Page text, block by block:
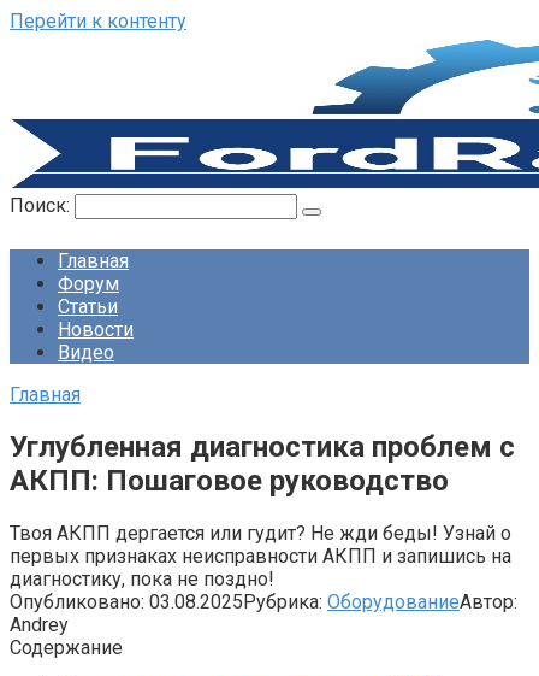
Перейти к контенту
Поиск:
Главная
Форум
Статьи
Новости
Видео
Главная
Углубленная диагностика проблем с
АКПП: Пошаговое руководство
Твоя АКПП дергается или гудит? Не жди беды! Узнай о
первых признаках неисправности АКПП и запишись на
диагностику, пока не поздно!
Опубликовано: 03.08.2025Рубрика: ОборудованиеАвтор:
Andrey
Содержание